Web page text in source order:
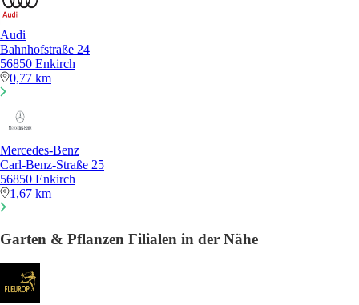
Audi
Bahnhofstraße 24
56850 Enkirch
0,77 km
Mercedes-Benz
Carl-Benz-Straße 25
56850 Enkirch
1,67 km
Garten & Pflanzen Filialen in der Nähe